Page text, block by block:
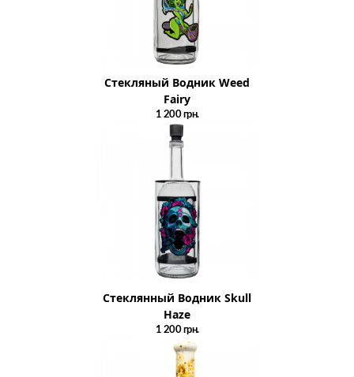
Стекляный Водник Weed
Fairy
1 200грн.
Стеклянный Водник Skull
Haze
1 200грн.